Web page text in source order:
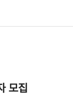
모집